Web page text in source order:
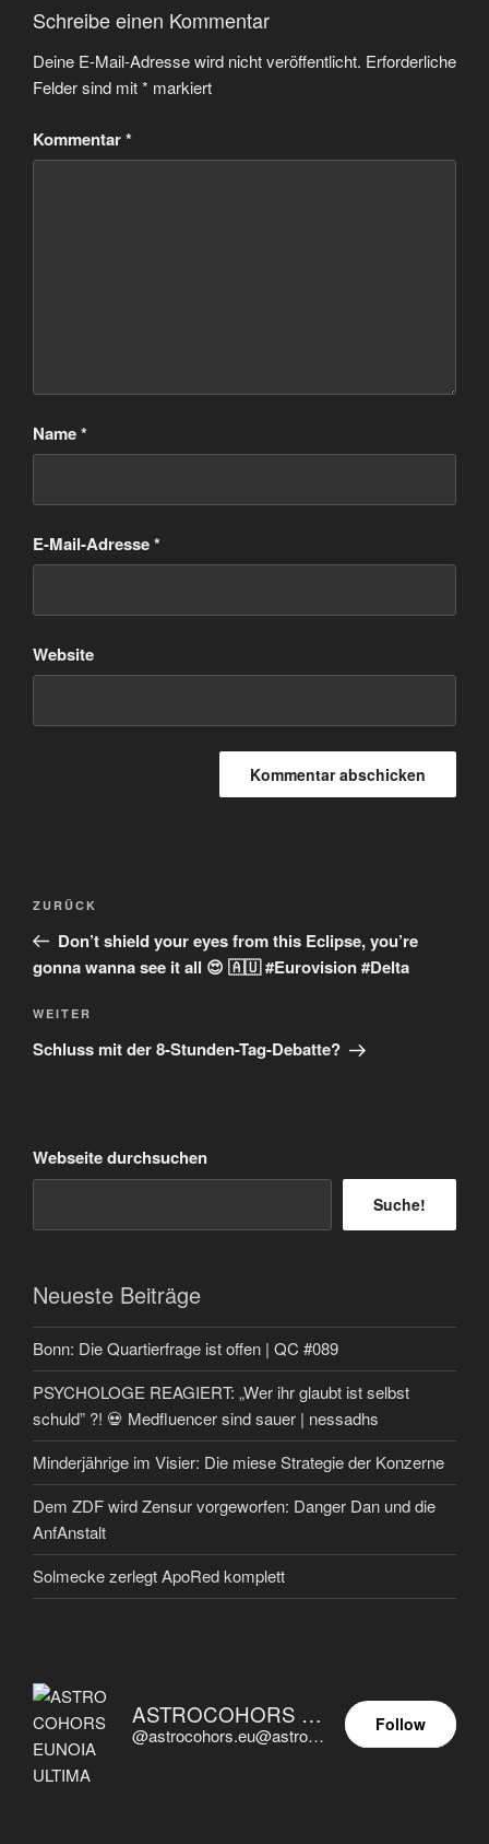
Schreibe einen Kommentar
Deine E-Mail-Adresse wird nicht veröffentlicht. Erforderliche
Felder sind mit* markiert
Kommentar*
Name*
E-Mail-Adresse*
Website
Beitragsnavigation
Vorheriger
Beitrag
ZURÜCK
Don’t shield your eyes from this Eclipse, you’re
gonna wanna see it all 😍 🇦🇺 #Eurovision #Delta
Nächster
Beitrag
WEITER
Schluss mit der 8-Stunden-Tag-Debatte?
Webseite durchsuchen
Suche!
Neueste Beiträge
Bonn: Die Quartierfrage ist offen | QC #089
PSYCHOLOGE REAGIERT: „Wer ihr glaubt ist selbst
schuld” ?! 💀 Medfluencer sind sauer | nessadhs
Minderjährige im Visier: Die miese Strategie der Konzerne
Dem ZDF wird Zensur vorgeworfen: Danger Dan und die
AnfAnstalt
Solmecke zerlegt ApoRed komplett
ASTROCOHORS EUNOIA ULTIMA
@astrocohors.eu@astrocohors.eu
Follow